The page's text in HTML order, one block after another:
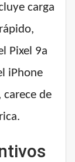
carga
Pixel 9a
iPhone
de